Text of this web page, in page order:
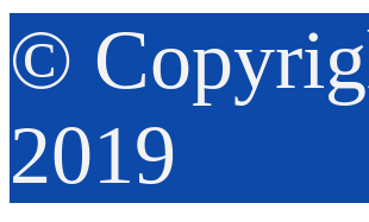
©
2019